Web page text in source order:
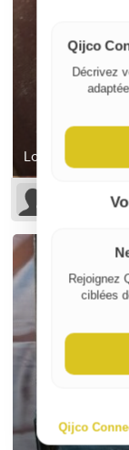
Location
Qijco
Décrivez
Rejoignez
ciblées
Qijco